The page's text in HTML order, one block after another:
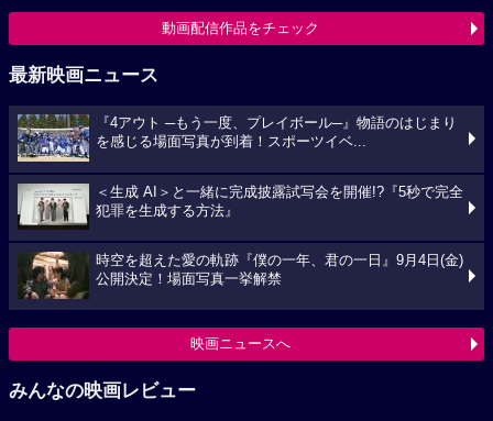
動画配信作品をチェック
最新映画ニュース
『4アウト ─もう一度、プレイボール─』物語のはじまり
を感じる場面写真が到着！スポーツイベ...
＜生成 AI＞と一緒に完成披露試写会を開催!?『5秒で完全
犯罪を生成する方法』
時空を超えた愛の軌跡『僕の一年、君の一日』9月4日(金)
公開決定！場面写真一挙解禁
映画ニュースへ
みんなの映画レビュー